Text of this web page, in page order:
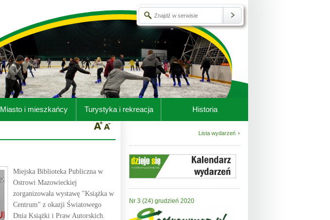
Miasto i mieszkańcy Turystyka i rekreacja Historia
Miejska Biblioteka Publiczna w
Ostrowi Mazowieckiej
zorganizowała wystawę "Książka w
Centrum" z okazji Światowego
Dnia Książki i Praw Autorskich.
Lista wydarzeń
Nr 3 (24) grudzień 2020